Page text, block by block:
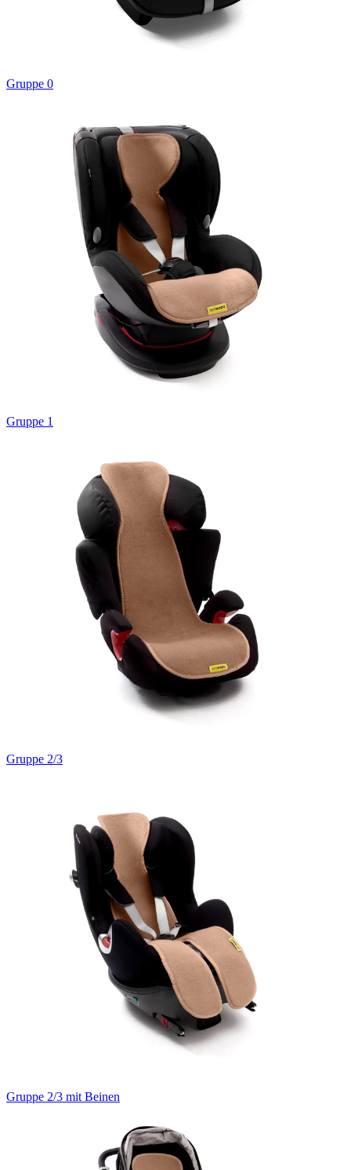
Gruppe 0
Gruppe 1
Gruppe 2/3
Gruppe 2/3 mit Beinen